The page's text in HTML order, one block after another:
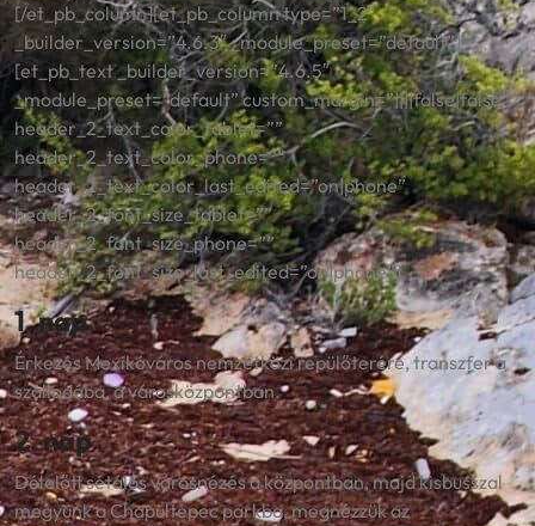
[/et_pb_column][et_pb_column type=”1_2″
_builder_version=”4.6.3″ _module_preset=”default”]
[et_pb_text _builder_version=”4.6.5″
_module_preset=”default” custom_margin=”||||false|false”
header_2_text_color_tablet=””
header_2_text_color_phone=””
header_2_text_color_last_edited=”on|phone”
header_2_font_size_tablet=””
header_2_font_size_phone=””
header_2_font_size_last_edited=”on|phone”]
1. nap
Érkezés Mexikóváros nemzetközi repülőterére, transzfer a
szállodába, a városközpontban.
2. nap
Délelőtt sétálós városnézés a központban, majd kisbusszal
megyünk a Chapultepec parkba, megnézzük az